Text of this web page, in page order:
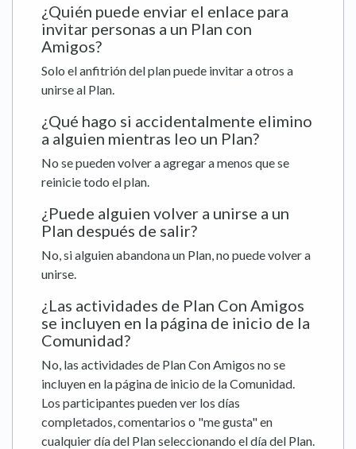
¿Quién puede enviar el enlace para
invitar personas a un Plan con
Amigos?
Solo el anfitrión del plan puede invitar a otros a
unirse al Plan.
¿Qué hago si accidentalmente elimino
a alguien mientras leo un Plan?
No se pueden volver a agregar a menos que se
reinicie todo el plan.
¿Puede alguien volver a unirse a un
Plan después de salir?
No, si alguien abandona un Plan, no puede volver a
unirse.
¿Las actividades de Plan Con Amigos
se incluyen en la página de inicio de la
Comunidad?
No, las actividades de Plan Con Amigos no se
incluyen en la página de inicio de la Comunidad.
Los participantes pueden ver los días
completados, comentarios o "me gusta" en
cualquier día del Plan seleccionando el día del Plan.